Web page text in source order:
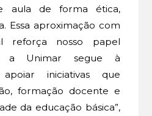
aula de forma ética,
Essa aproximação com
reforça nosso papel
a Unimar segue à
iniciativas que
formação docente e
da educação básica”,